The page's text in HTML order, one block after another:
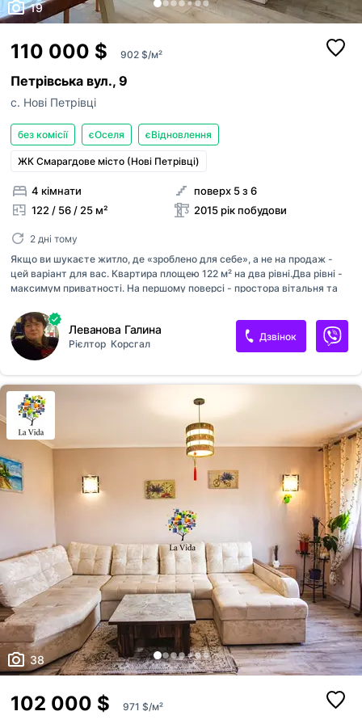
19
110 000 $ 902 $/м²
Петрівська вул., 9
с. Нові Петрівці
без комісії єОселя єВідновлення
ЖК Смарагдове місто (Нові Петрівці)
4 кімнати
122 / 56 / 25 м²
поверх 5 з 6
2015 рік побудови
2 дні тому
Якщо ви шукаєте житло, де «зроблено для себе», а не на продаж -
цей варіант для вас. Квартира площею 122 м² на два рівні. ​Два рівні -
максимум приватності. На першому поверсі - простора вітальня та
Кухня вашої мрії: Велика робоча поверхня з кухонним «островом».
Автономне опалення (надійний двоконтурний котел Roca).
Встановлено систему фільтрації води. Тепла підлога забезпечує
комфорт у прохолодну пору. ​Встановлені кондиціонери, тому влітку у
вас завжди буде свіжо. ​Місця для зберігання: Велика гардеробна, дві
шафи-купе та бонус, який рідко зустрінеш у квартирах - власне
горище зі зручними сходами для зберігання габаритних р...
Леванова Галина
Рієлтор Корсгал
Дзвінок
38
102 000 $ 971 $/м²